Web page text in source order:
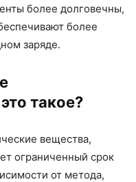
более долговечны,
более
заряде.
такое?
вещества,
ограниченный срок
от метода,